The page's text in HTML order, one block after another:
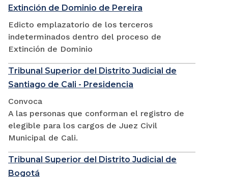
Extinción de Dominio de Pereira
Edicto emplazatorio de los terceros
indeterminados dentro del proceso de
Extinción de Dominio
Tribunal Superior del Distrito Judicial de
Santiago de Cali - Presidencia
Convoca
A las personas que conforman el registro de
elegible para los cargos de Juez Civil
Municipal de Cali.
Tribunal Superior del Distrito Judicial de
Bogotá